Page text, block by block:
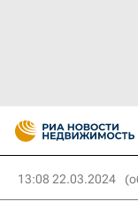
13:08 22.03.2024